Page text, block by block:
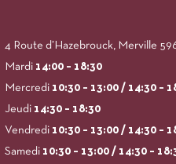
4 Route d’Hazebrouck, Merville
Mardi 14:00– 18:30
Mercredi 10:30 – 13:00 / 14:30 –
Jeudi 14:30 – 18:30
Vendredi10:30 – 13:00 / 14:30 –
Samedi 10:30 – 13:00 / 14:30 –